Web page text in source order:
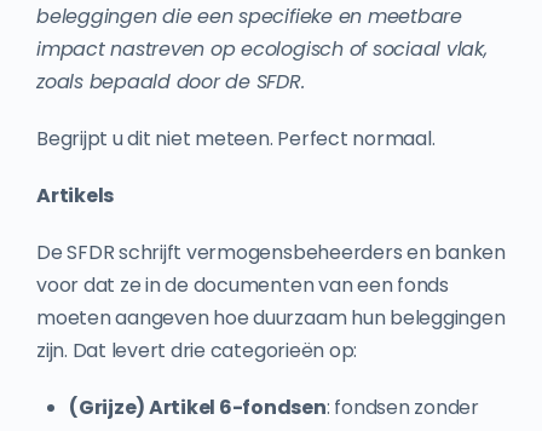
beleggingen die een specifieke en meetbare
impact nastreven op ecologisch of sociaal vlak,
zoals bepaald door de SFDR.
Begrijpt u dit niet meteen. Perfect normaal.
Artikels
De SFDR schrijft vermogensbeheerders en banken
voor dat ze in de documenten van een fonds
moeten aangeven hoe duurzaam hun beleggingen
zijn. Dat levert drie categorieën op:
(Grijze) Artikel 6-fondsen: fondsen zonder